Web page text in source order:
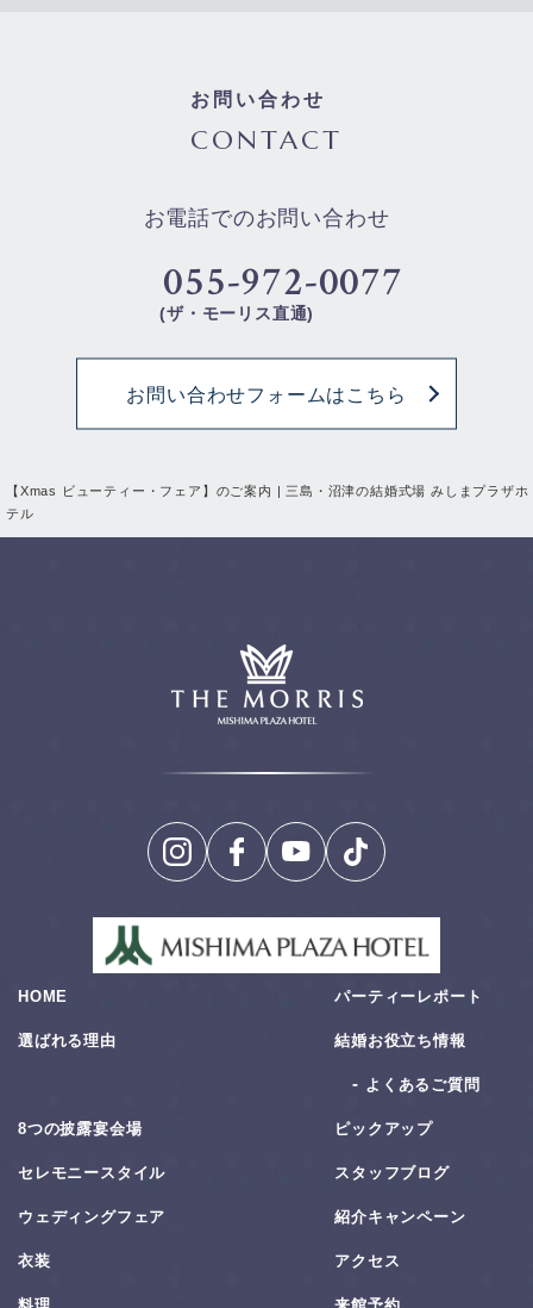
【Xmas ビューティー・フェア】のご案内 | 三島・沼津の結婚式場 みしまプラザホ
テル
お問い合わせ
CONTACT
お電話でのお問い合わせ
055-972-0077
(ザ・モーリス直通)
お問い合わせフォームはこちら
HOME
選ばれる理由
8つの披露宴会場
セレモニースタイル
ウェディングフェア
衣装
パーティーレポート
結婚お役⽴ち情報
よくあるご質問
ピックアップ
スタッフブログ
紹介キャンペーン
アクセス